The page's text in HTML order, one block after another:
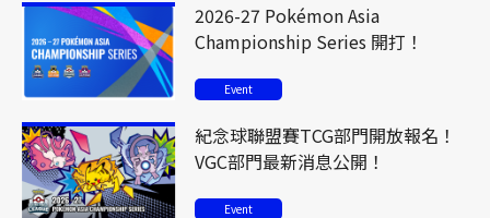
2026-27 Pokémon Asia
Championship Series 開打！
Event
紀念球聯盟賽TCG部門開放報名！
VGC部門最新消息公開！
Event